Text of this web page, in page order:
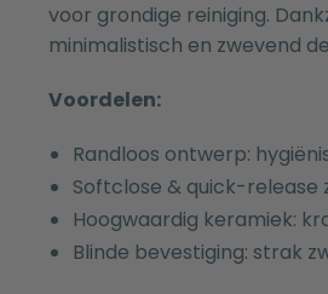
voor grondige reiniging.
minimalistisch en zwevend
Voordelen:
Randloos ontwerp:
Softclose & quick-release
Hoogwaardig keramiek:
Blinde bevestiging: strak